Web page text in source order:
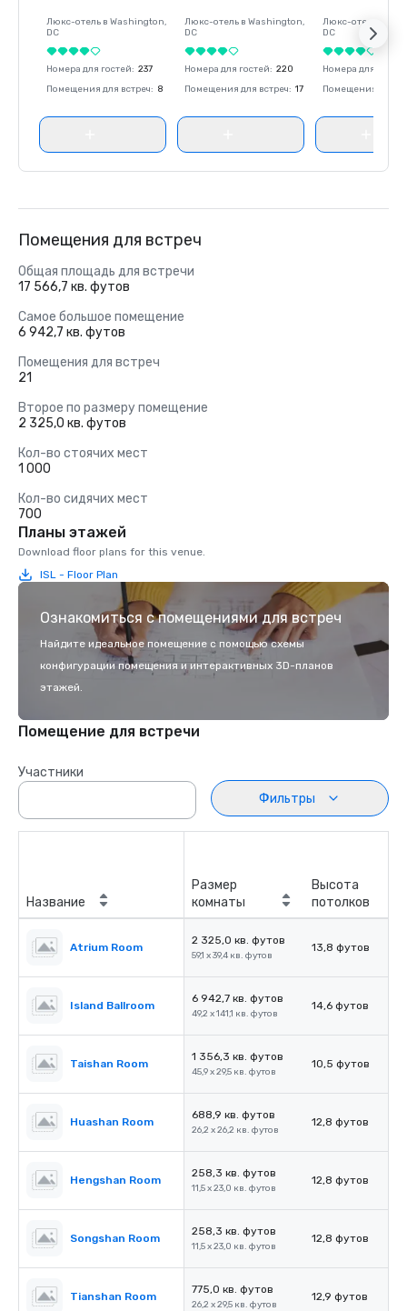
Люкс-отель в Washington,
DC
Номера для гостей: 237
Помещения для встреч: 8
Люкс-отель в Washington,
DC
Номера для гостей: 220
Помещения для встреч: 17
Люкс-отель в
DC
Номера для гостей
Помещения для
Помещения для встреч
Общая площадь для встречи
17 566,7 кв. футов
Самое большое помещение
6 942,7 кв. футов
Помещения для встреч
21
Второе по размеру помещение
2 325,0 кв. футов
Кол-во стоячих мест
1 000
Кол-во сидячих мест
700
Планы этажей
Download floor plans for this venue.
ISL - Floor Plan
Ознакомиться с помещениями для встреч
Найдите идеальное помещение с помощью схемы
конфигурации помещения и интерактивных 3D-планов
этажей.
Помещение для встречи
Участники
Фильтры
Название
Размер
комнаты
Высота
потолков
Atrium Room
2 325,0 кв. футов
59,1 x 39,4 кв. футов
13,8 футов
Island Ballroom
6 942,7 кв. футов
49,2 x 141,1 кв. футов
14,6 футов
Taishan Room
1 356,3 кв. футов
45,9 x 29,5 кв. футов
10,5 футов
Huashan Room
688,9 кв. футов
26,2 x 26,2 кв. футов
12,8 футов
Hengshan Room
258,3 кв. футов
11,5 x 23,0 кв. футов
12,8 футов
Songshan Room
258,3 кв. футов
11,5 x 23,0 кв. футов
12,8 футов
Tianshan Room
775,0 кв. футов
26,2 x 29,5 кв. футов
12,9 футов